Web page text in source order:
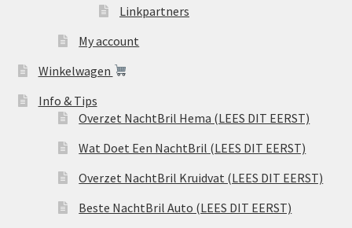
Linkpartners
My account
Winkelwagen
Info & Tips
Overzet NachtBril Hema (LEES DIT EERST)
Wat Doet Een NachtBril (LEES DIT EERST)
Overzet NachtBril Kruidvat (LEES DIT EERST)
Beste NachtBril Auto (LEES DIT EERST)